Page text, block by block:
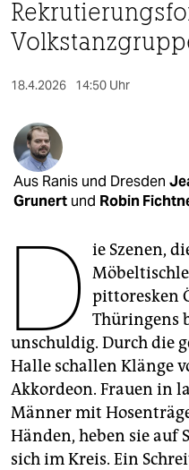
fragen & hilfe
genossenschaft
epaper login
18.4.2026 14:50 Uhr
Aus Ranis und Dresden
Grunert und Robin
D ie Szenen,
pittoresken
Thüringens
unschuldig. Durch die
Halle schallen Klänge
Akkordeon. Frauen in
Männer mit
Händen, heben sie auf
sich im Kreis. Ein